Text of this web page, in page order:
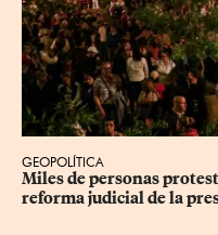
GEOPOLÍTICA
Miles de personas
reforma judicial de la